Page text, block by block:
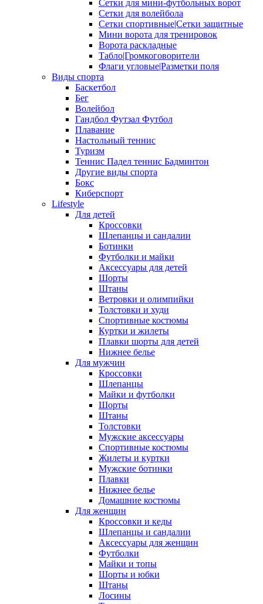
Сетки для мини-футбольных ворот
Сетки для волейбола
Сетки спортивные|Сетки защитные
Мини ворота для тренировок
Ворота раскладные
Табло|Громкоговорители
Флаги угловые|Разметки поля
Виды спорта
Баскетбол
Бег
Волейбол
Гандбол Футзал Футбол
Плавание
Настольный теннис
Туризм
Теннис Падел теннис Бадминтон
Другие виды спорта
Бокс
Киберспорт
Lifestyle
Для детей
Кроссовки
Шлепанцы и сандалии
Ботинки
Футболки и майки
Аксессуары для детей
Шорты
Штаны
Ветровки и олимпийки
Толстовки и худи
Спортивные костюмы
Куртки и жилеты
Плавки шорты для детей
Нижнее белье
Для мужчин
Кроссовки
Шлепанцы
Майки и футболки
Шорты
Штаны
Толстовки
Мужские аксессуары
Спортивные костюмы
Жилеты и куртки
Мужские ботинки
Плавки
Нижнее белье
Домашние костюмы
Для женщин
Кроссовки и кеды
Шлепанцы и сандалии
Аксессуары для женщин
Футболки
Майки и топы
Шорты и юбки
Штаны
Лосины